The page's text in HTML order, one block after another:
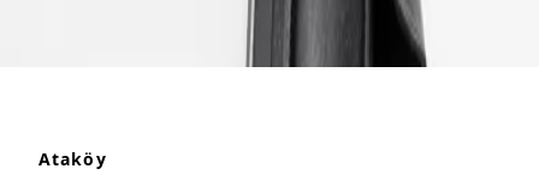
Ataköy